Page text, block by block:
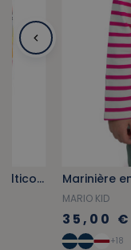
Ciré enfant à motifs drapeaux multicolores
MARIO KID
35,00 €
+18